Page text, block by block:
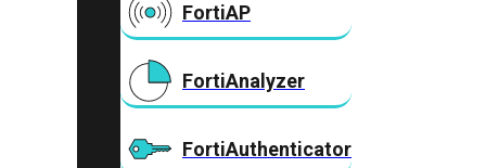
FortiAP
FortiAnalyzer
FortiAuthenticator